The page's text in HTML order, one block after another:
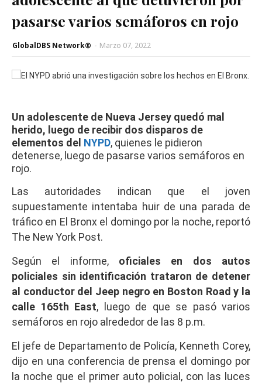
pasarse varios semáforos en rojo
GlobalDBS Network® - Marzo 07, 2022
Un adolescente de Nueva Jersey quedó mal
herido, luego de recibir dos disparos de
elementos del NYPD, quienes le pidieron
detenerse, luego de pasarse varios semáforos en
rojo.
Las autoridades indican que el joven
supuestamente intentaba huir de una parada de
tráfico en El Bronx el domingo por la noche, reportó
The New York Post.
Según el informe, oficiales en dos autos
policiales sin identificación trataron de detener
al conductor del Jeep negro en Boston Road y la
calle 165th East, luego de que se pasó varios
semáforos en rojo alrededor de las 8 p.m.
El jefe de Departamento de Policía, Kenneth Corey,
dijo en una conferencia de prensa el domingo por
la noche que el primer auto policial, con las luces